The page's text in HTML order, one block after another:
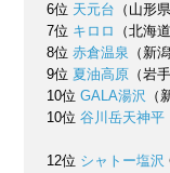
6位 天元台 （山形
7位 キロロ
（北海
8位 赤倉温泉 （新
9位 夏油高原（岩
10位 GALA湯沢
10位 谷川岳天神平
12位 シャトー塩沢